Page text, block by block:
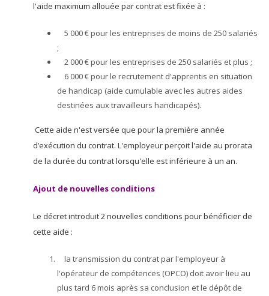
l'aide maximum allouée par contrat est fixée à :
5 000 € pour les entreprises de moins de 250 salariés
;
2 000 € pour les entreprises de 250 salariés et plus ;
6 000 € pour le recrutement d'apprentis en situation
de handicap (aide cumulable avec les autres aides
destinées aux travailleurs handicapés).
Cette aide n'est versée que pour la première année
d’exécution du contrat. L'employeur perçoit l'aide au prorata
de la durée du contrat lorsqu'elle est inférieure à un an.
Ajout de nouvelles conditions
Le décret introduit 2 nouvelles conditions pour bénéficier de
cette aide :
la transmission du contrat par l'employeur à
l'opérateur de compétences (OPCO) doit avoir lieu au
plus tard 6 mois après sa conclusion et le dépôt de